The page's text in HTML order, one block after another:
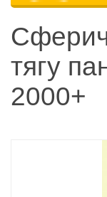
тягу
2000+